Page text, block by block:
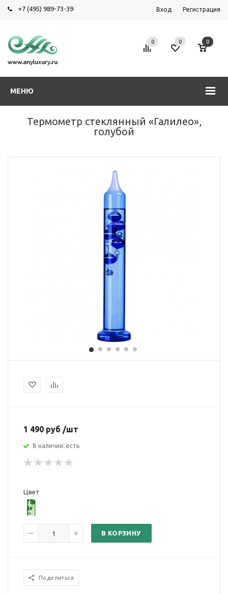
+7 (495) 989-73-39 Вход Регистрация
МЕНЮ
0 0 0
Термометр стеклянный «Галилео»,
голубой
1 490 руб /шт
В наличии: есть
Цвет
В КОРЗИНУ
Поделиться